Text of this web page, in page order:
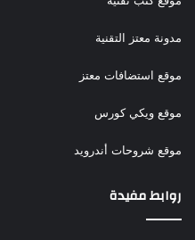
مدونة معتز التقنية
موقع استضافات معتز
موقع ويكي كورس
موقع شروحات أندرويد
روابط مفيدة